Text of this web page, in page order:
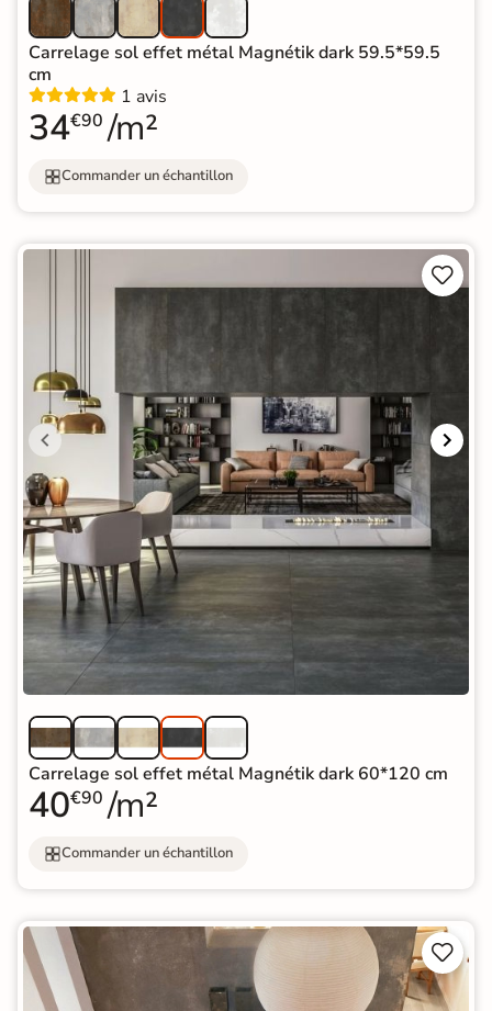
Carrelage sol effet métal Magnétik dark 59.5*59.5
cm
1 avis
34€90 /m²
Commander un échantillon


Carrelage sol effet métal Magnétik dark 60*120 cm
40€90 /m²
Commander un échantillon

